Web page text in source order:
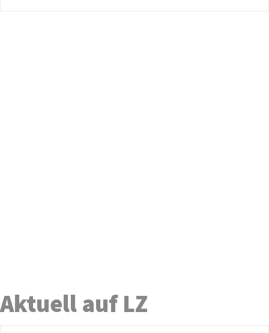
Aktuell auf LZ